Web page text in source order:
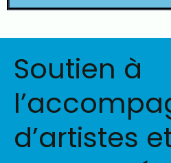
Soutien à
d’artistes